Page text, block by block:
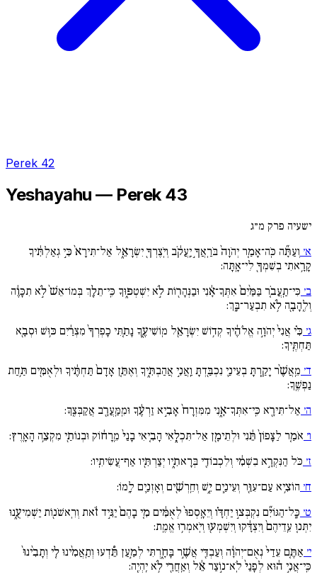
Perek 42
Yeshayahu — Perek 43
ישעיה פרק מ״ג
א׳ וְעַתָּ֞ה כֹּֽה־אָמַ֚ר יְהֹוָה֙ בֹּרַֽאֲךָ֣ יַֽעֲקֹ֔ב וְיֹֽצֶרְךָ֖ יִשְׂרָאֵ֑ל אַל־תִּירָא֙ כִּ֣י גְאַלְתִּ֔יךָ
קָרָ֥אתִי בְשִׁמְךָ֖ לִי־אָֽתָּה:
ב׳ כִּי־תַֽעֲבֹ֚ר בַּמַּ֙יִם֙ אִתְּךָ־אָ֔נִי וּבַנְּהָר֖וֹת לֹ֣א יִשְׁטְפ֑וּךָ כִּֽי־תֵלֵ֚ךְ בְּמוֹ־אֵשׁ֙ לֹ֣א תִכָּוֶ֔ה
וְלֶֽהָבָ֖ה לֹ֥א תִבְעַר־בָּֽךְ:
ג׳ כִּ֗י אֲנִי֙ יְהֹוָ֣ה אֱלֹהֶ֔יךָ קְד֥וֹשׁ יִשְׂרָאֵ֖ל מֽוֹשִׁיעֶ֑ךָ נָתַ֚תִּי כָפְרְךָ֙ מִצְרַ֔יִם כּ֥וּשׁ וּסְבָ֖א
תַּחְתֶּֽיךָ:
ד׳ מֵֽאֲשֶׁ֨ר יָקַ֧רְתָּ בְעֵינַ֛י נִכְבַּ֖דְתָּ וַֽאֲנִ֣י אֲהַבְתִּ֑יךָ וְאֶתֵּ֚ן אָדָם֙ תַּחְתֶּ֔יךָ וּלְאֻמִּ֖ים תַּ֥חַת
נַפְשֶֽׁךָ:
ה׳ אַל־תִּירָ֖א כִּֽי־אִתְּךָ־אָ֑נִי מִמִּזְרָח֙ אָבִ֣יא זַרְעֶ֔ךָ וּמִֽמַּֽעֲרָ֖ב אֲקַבְּצֶֽךָּ:
ו׳ אֹמַ֚ר לַצָּפוֹן֙ תֵּ֔נִי וּלְתֵימָ֖ן אַל־תִּכְלָ֑אִי הָבִ֚יאִי בָנַי֙ מֵֽרָח֔וֹק וּבְנוֹתַ֖י מִקְצֵ֥ה הָאָֽרֶץ:
ז׳ כֹּל הַנִּקְרָ֣א בִשְׁמִ֔י וְלִכְבוֹדִ֖י בְּרָאתִ֑יו יְצַרְתִּ֖יו אַף־עֲשִׂיתִֽיו:
ח׳ הוֹצִ֥יא עַם־עִוֵּ֖ר וְעֵינַ֣יִם יֵ֑שׁ וְחֵֽרְשִׁ֖ים וְאָזְנַ֥יִם לָֽמוֹ:
ט׳ כָּֽל־הַגּוֹיִ֞ם נִקְבְּצ֣וּ יַחְדָּ֗ו וְיֵאָֽסְפוּ֙ לְאֻמִּ֔ים מִ֚י בָהֶם֙ יַגִּ֣יד זֹ֔את וְרִֽאשֹׁנ֖וֹת יַשְׁמִיעֻ֑נוּ
יִתְּנ֚וּ עֵֽדֵיהֶם֙ וְיִצְדָּ֔קוּ וְיִשְׁמְע֖וּ וְיֹֽאמְר֥וּ אֱמֶֽת:
י׳ אַתֶּ֚ם עֵדַי֙ נְאֻם־יְהֹוָ֔ה וְעַבְדִּ֖י אֲשֶׁ֣ר בָּחָ֑רְתִּי לְמַ֣עַן תֵּ֠דְעוּ וְתַֽאֲמִ֨ינוּ לִ֚י וְתָבִ֙ינוּ֙
כִּֽי־אֲנִ֣י ה֔וּא לְפָנַי֙ לֹֽא־נ֣וֹצַר אֵ֔ל וְאַֽחֲרַ֖י לֹ֥א יִֽהְיֶֽה: